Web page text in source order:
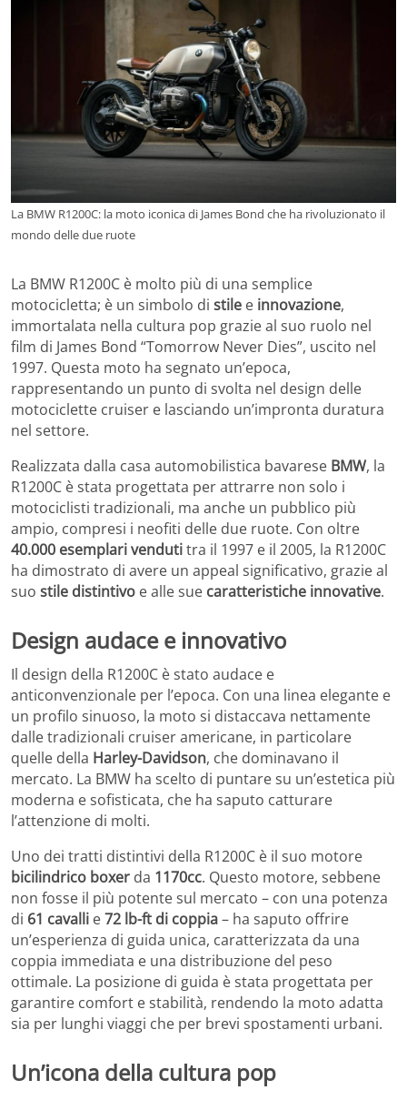
La BMW R1200C: la moto iconica di James Bond che ha rivoluzionato il
mondo delle due ruote
La BMW R1200C è molto più di una semplice
motocicletta; è un simbolo di stile e innovazione,
immortalata nella cultura pop grazie al suo ruolo nel
film di James Bond “Tomorrow Never Dies”, uscito nel
1997. Questa moto ha segnato un’epoca,
rappresentando un punto di svolta nel design delle
motociclette cruiser e lasciando un’impronta duratura
nel settore.
Realizzata dalla casa automobilistica bavarese BMW, la
R1200C è stata progettata per attrarre non solo i
motociclisti tradizionali, ma anche un pubblico più
ampio, compresi i neofiti delle due ruote. Con oltre
40.000 esemplari vendutitra il 1997 e il 2005, la R1200C
ha dimostrato di avere un appeal significativo, grazie al
suo stile distintivo e alle sue caratteristiche innovative.
Design audace e innovativo
Il design della R1200C è stato audace e
anticonvenzionale per l’epoca. Con una linea elegante e
un profilo sinuoso, la moto si distaccava nettamente
dalle tradizionali cruiser americane, in particolare
quelle della Harley-Davidson, che dominavano il
mercato. La BMW ha scelto di puntare su un’estetica più
moderna e sofisticata, che ha saputo catturare
l’attenzione di molti.
Uno dei tratti distintivi della R1200C è il suo motore
bicilindrico boxer da 1170cc. Questo motore, sebbene
non fosse il più potente sul mercato – con una potenza
di 61 cavalli e72 lb-ft di coppia– ha saputo offrire
un’esperienza di guida unica, caratterizzata da una
coppia immediata e una distribuzione del peso
ottimale. La posizione di guida è stata progettata per
garantire comfort e stabilità, rendendo la moto adatta
sia per lunghi viaggi che per brevi spostamenti urbani.
Un’icona della cultura pop